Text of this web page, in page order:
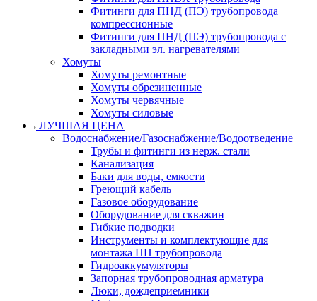
Фитинги для ПНД (ПЭ) трубопровода
компрессионные
Фитинги для ПНД (ПЭ) трубопровода с
закладными эл. нагревателями
Хомуты
Хомуты ремонтные
Хомуты обрезиненные
Хомуты червячные
Хомуты силовые
ЛУЧШАЯ ЦЕНА
Водоснабжение/Газоснабжение/Водоотведение
Трубы и фитинги из нерж. стали
Канализация
Баки для воды, емкости
Греющий кабель
Газовое оборудование
Оборудование для скважин
Гибкие подводки
Инструменты и комплектующие для
монтажа ПП трубопровода
Гидроаккумуляторы
Запорная трубопроводная арматура
Люки, дождеприемники